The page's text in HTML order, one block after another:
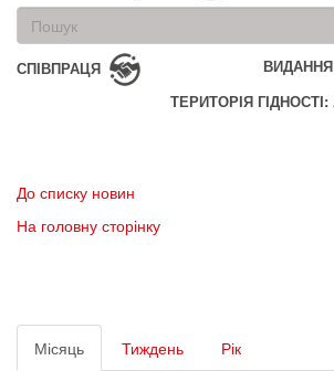
Пошукова
форма
Пошук
СПІВПРАЦЯ
ВИДАННЯ
ТЕРИТОРІЯ ГІДНОСТІ:
До списку новин
На головну сторінку
Первинні
Місяць (активнаТиждень Рік